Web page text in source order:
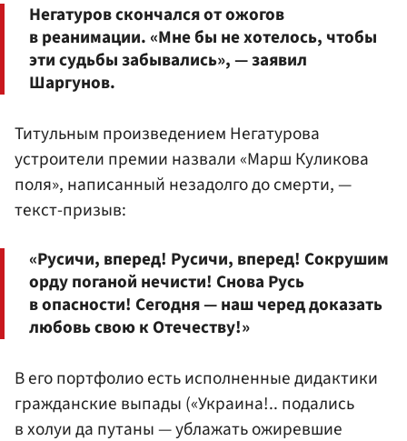
Негатуров скончался от ожогов
в реанимации. «Мне бы не хотелось, чтобы
эти судьбы забывались», — заявил
Шаргунов.
Титульным произведением Негатурова
устроители премии назвали «Марш Куликова
поля», написанный незадолго до смерти, —
текст-призыв:
«Русичи, вперед! Русичи, вперед! Сокрушим
орду поганой нечисти! Снова Русь
в опасности! Сегодня — наш черед доказать
любовь свою к Отечеству!»
В его портфолио есть исполненные дидактики
гражданские выпады («Украина!.. подались
в холуи да путаны — ублажать ожиревшие